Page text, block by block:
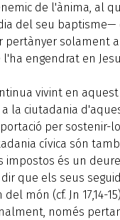
de l'ànima, al
del seu baptisme—
pertànyer solament
l'ha engendrat en
vivint en
la ciutadania
per sostenir-
cívica són
impostos és un
dir que els seus
món (cf. Jn 17,14-
només